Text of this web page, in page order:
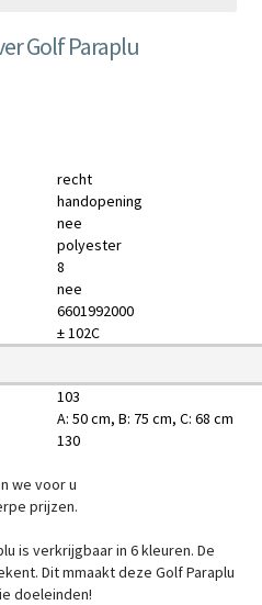
Golf Paraplu
recht
handopening
nee
polyester
8
nee
6601992000
± 102C
103
A: 50 cm, B: 75 cm, C: 68 cm
130
we voor u
prijzen.
is verkrijgbaar in 6 kleuren. De
Dit mmaakt deze Golf Paraplu
doeleinden!